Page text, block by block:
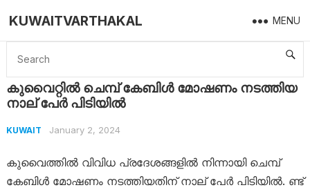
KUWAITVARTHAKAL MENU
Home Kuwait കുവൈറ്റിൽ ചെമ്പ് കേബിൾ മോഷണം നടത്തിയ നാല് പേർ പിടിയിൽ
കുവൈറ്റിൽ ചെമ്പ് കേബിൾ മോഷണം നടത്തിയ
നാല് പേർ പിടിയിൽ
KUWAIT January 2, 2024
കുവൈത്തില്‍ വിവിധ പ്രദേശങ്ങളിൽ നിന്നായി ചെമ്പ്
കേബിൾ മോഷണം നടത്തിയതിന് നാല് പേർ പിടിയിൽ. ​ണ്ട്